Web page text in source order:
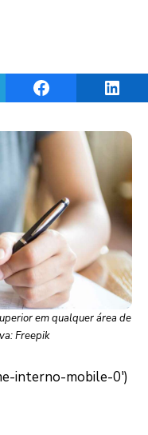
on TelegramShare on Facebook
em qualquer área de
Freepik